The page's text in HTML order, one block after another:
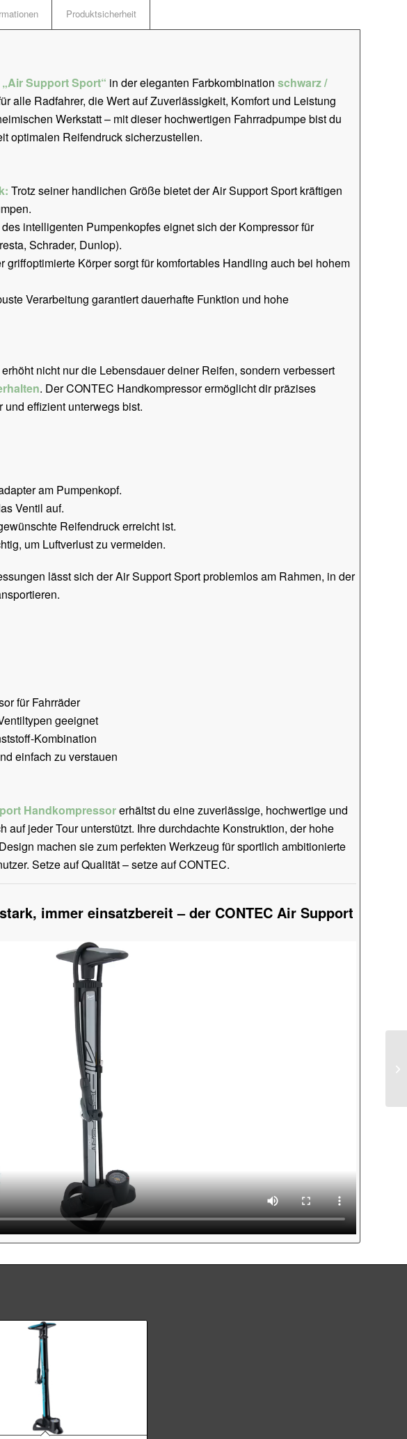
Produktsicherheit
Support Sport“ in der eleganten Farbkombinationschwarz /
alle Radfahrer, die Wert auf Zuverlässigkeit, Komfort und Leistung
Werkstatt – mit dieser hochwertigen Fahrradpumpe bist du
optimalen Reifendruck sicherzustellen.
Trotz seiner handlichen Größe bietet der Air Support Sport kräftigen
intelligenten Pumpenkopfes eignet sich der Kompressor für
Schrader, Dunlop).
griffoptimierte Körper sorgt für komfortables Handling auch bei hohem
Verarbeitung garantiert dauerhafte Funktion und hohe
nicht nur die Lebensdauer deiner Reifen, sondern verbessert
. Der CONTEC Handkompressor ermöglicht dir präzises
effizient unterwegs bist.
am Pumpenkopf.
Ventil auf.
Reifendruck erreicht ist.
um Luftverlust zu vermeiden.
lässt sich der Air Support Sport problemlos am Rahmen, in der
für Fahrräder
geeignet
Kombination
einfach zu verstauen
Handkompressorerhältst du eine zuverlässige, hochwertige und
auf jeder Tour unterstützt. Ihre durchdachte Konstruktion, der hohe
machen sie zum perfekten Werkzeug für sportlich ambitionierte
Setze auf Qualität – setze auf CONTEC.
immer einsatzbereit – der CONTEC Air Support